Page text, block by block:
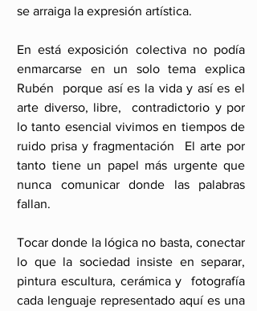
se arraiga la expresión artística.
En está exposición colectiva no podía
enmarcarse en un solo tema explica
Rubén  porque así es la vida y así es el
arte diverso, libre,  contradictorio y por
lo tanto esencial vivimos en tiempos de
ruido prisa y fragmentación  El arte por
tanto tiene un papel más urgente que
nunca comunicar donde las palabras
fallan.
Tocar donde la lógica no basta, conectar
lo que la sociedad insiste en separar,
pintura escultura, cerámica y  fotografía
cada lenguaje representado aquí es una